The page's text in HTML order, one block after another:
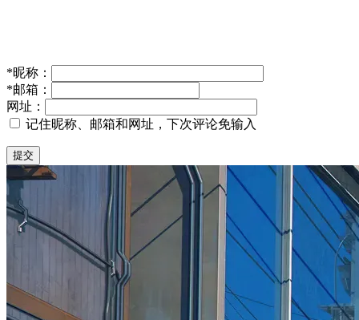
*昵称：
*邮箱：
网址：
记住昵称、邮箱和网址，下次评论免输入
提交